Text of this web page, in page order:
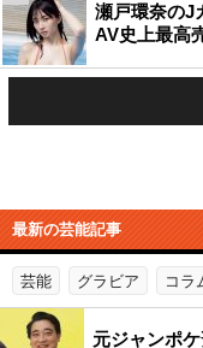
瀬戸環奈のJ
AV史上最高
最新の芸能記事
芸能 グラビア コラ
元ジャンポ